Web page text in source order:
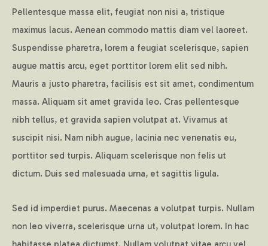
Pellentesque massa elit, feugiat non nisi a, tristique
maximus lacus. Aenean commodo mattis diam vel laoreet.
Suspendisse pharetra, lorem a feugiat scelerisque, sapien
augue mattis arcu, eget porttitor lorem elit sed nibh.
Mauris a justo pharetra, facilisis est sit amet, condimentum
massa. Aliquam sit amet gravida leo. Cras pellentesque
nibh tellus, et gravida sapien volutpat at. Vivamus at
suscipit nisi. Nam nibh augue, lacinia nec venenatis eu,
porttitor sed turpis. Aliquam scelerisque non felis ut
dictum. Duis sed malesuada urna, et sagittis ligula.
Sed id imperdiet purus. Maecenas a volutpat turpis. Nullam
non leo viverra, scelerisque urna ut, volutpat lorem. In hac